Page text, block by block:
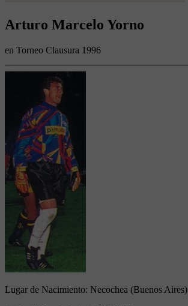
Arturo Marcelo Yorno
en Torneo Clausura 1996
Lugar de Nacimiento: Necochea (Buenos Aires)